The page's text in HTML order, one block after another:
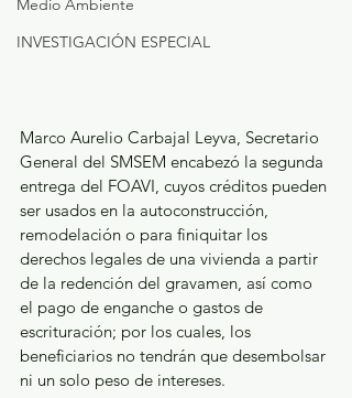
Medio Ambiente
INVESTIGACIÓN ESPECIAL
Marco Aurelio Carbajal Leyva, Secretario
General del SMSEM encabezó la segunda
entrega del FOAVI, cuyos créditos pueden
ser usados en la autoconstrucción,
remodelación o para finiquitar los
derechos legales de una vivienda a partir
de la redención del gravamen, así como
el pago de enganche o gastos de
escrituración; por los cuales, los
beneficiarios no tendrán que desembolsar
ni un solo peso de intereses.